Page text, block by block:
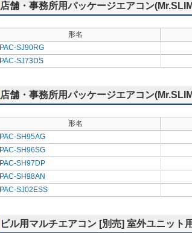
店舗・事務所用パッケージエアコン
形名
PAC-SJ90RG
PAC-SJ73DS
店舗・事務所用パッケージエアコン
形名
PAC-SH95AG
PAC-SH96SG
PAC-SH97DP
PAC-SH98AN
PAC-SJ02ESS
ビル用マルチエアコン [別売] 室外ユニット